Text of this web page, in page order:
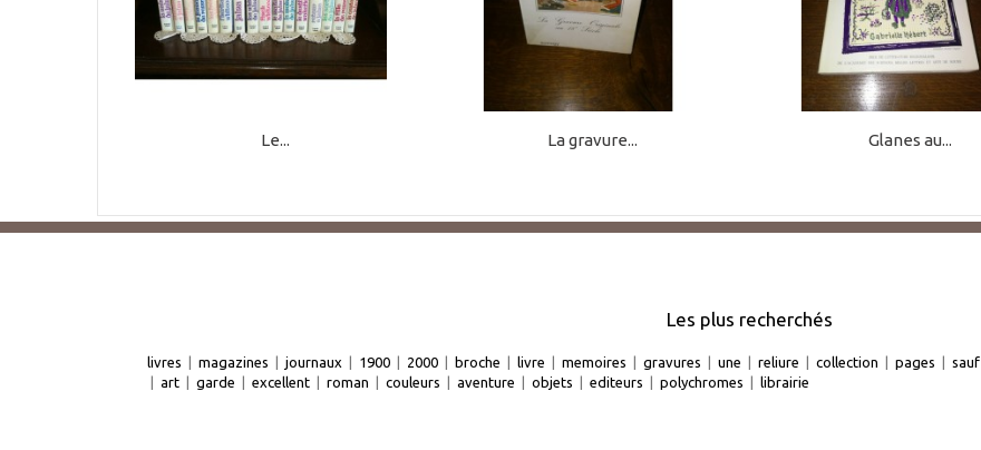
Le... La gravure... Glanes au...
Les plus recherchés
livres | magazines | journaux | 1900 | 2000 | broche | livre | memoires | gravures | une | reliure | collection | pages | sauf
| art | garde | excellent | roman | couleurs | aventure | objets | editeurs | polychromes | librairie